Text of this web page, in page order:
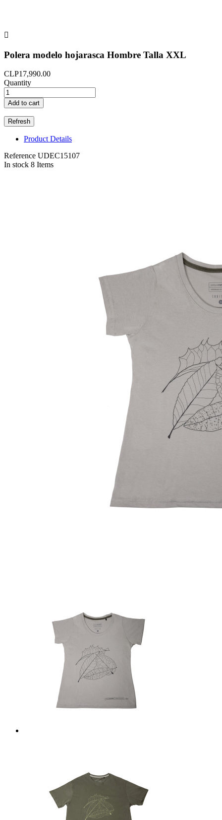

Polera modelo hojarasca Hombre Talla XXL
CLP17,990.00
Quantity
Add to cart
Product Details
Reference UDEC15107
In stock 8 Items